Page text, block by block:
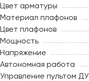
Цвет арматуры
Материал плафонов
Цвет плафонов
Мощность
Напряжение
Автономная работа
Управление пультом ДУ